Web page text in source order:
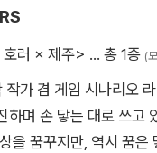
우가 아는 누나가 아니었
온 것>_박소해 / 송악산
만들기 위해 강제 노동
서 보내던 어느 날, 어
러 × 제주> … 총 1종 (
가 겸 게임 시나리오
하며 손 닿는 대로 쓰고
을 꿈꾸지만, 역시 꿈은